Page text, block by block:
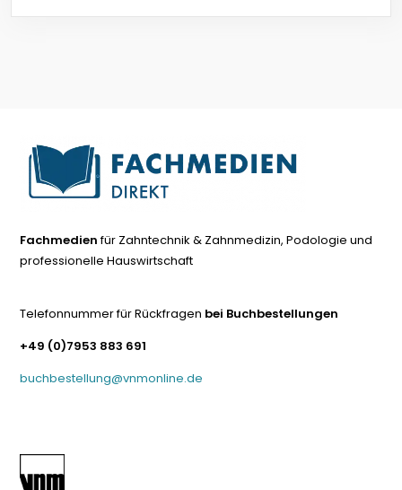
Fachmedienfür Zahntechnik & Zahnmedizin, Podologie und
professionelle Hauswirtschaft
Telefonnummer für Rückfragen bei Buchbestellungen
+49 (0)7953 883 691
buchbestellung@vnmonline.de